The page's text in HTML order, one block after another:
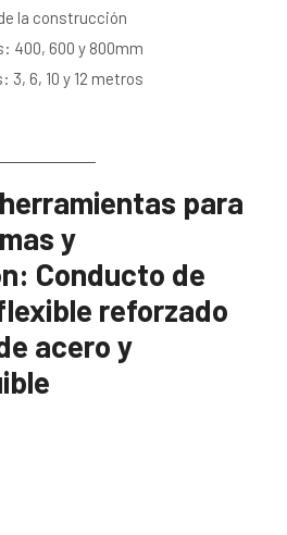
la construcción
400, 600 y 800mm
6, 10 y 12 metros
para
y
Conducto de
reforzado
acero y